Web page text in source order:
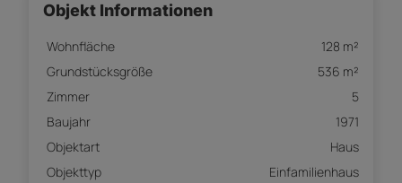
Objekt Informationen
Wohnfläche
128 m²
Grundstücksgröße
536 m²
Zimmer
5
Baujahr
1971
Objektart
Haus
Objekttyp
Einfamilienhaus